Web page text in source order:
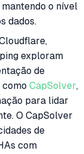
o nível
dados.
exploram
de
CapSolver,
para lidar
O CapSolver
de
com